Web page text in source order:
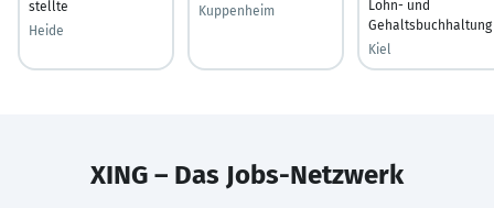
stellte
Heide
Kuppenheim
Lohn- und
Gehaltsbuchhaltung
Kiel
XING – Das Jobs-Netzwerk